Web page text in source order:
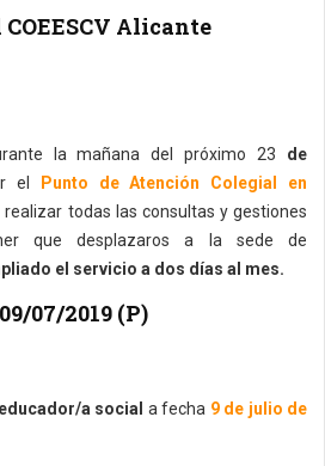
Alicante
la mañana del próximo 23 de
el
Punto de Atención Colegial en
todas las consultas y gestiones
que desplazaros a la sede de
el servicio a dos días al mes.
07/2019 (P)
a social a fecha 9 de julio de